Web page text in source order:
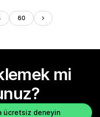
60
mi
ücretsiz deneyin